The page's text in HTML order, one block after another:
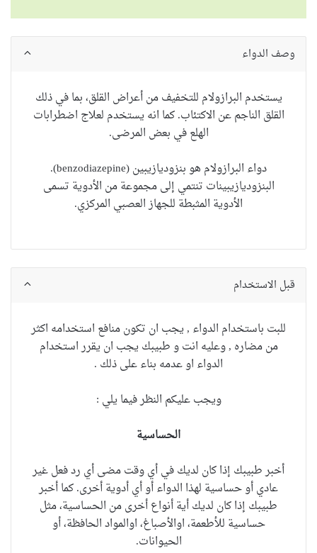
وصف الدواء
يستخدم البرازولام للتخفيف من أعراض القلق، بما في ذلك
القلق الناجم عن الاكتئاب. كما انه يستخدم لعلاج اضطرابات
الهلع في بعض المرضى.
دواء البرازولام هو بنزوديازيبين (benzodiazepine).
البنزوديازيبينات تنتمي إلى مجموعة من الأدوية تسمى
الأدوية المثبطة للجهاز العصبي المركزي.
قبل الاستخدام
للبت باستخدام الدواء , يجب ان تكون منافع استخدامه اكثر
من مضاره , وعليه انت و طبيبك يجب ان يقرر استخدام
الدواء او عدمه بناء على ذلك .
ويجب عليكم النظر فيما يلي :
الحساسية
أخبر طبيبك إذا كان لديك في أي وقت مضى أي رد فعل غير
عادي أو حساسية لهذا الدواء أو أي أدوية أخرى.كما أخبر
طبيبك إذا كان لديك أية أنواع أخرى من الحساسية، مثل
حساسية للأطعمة، اوالأصباغ، اوالمواد الحافظة، أو
الحيوانات.